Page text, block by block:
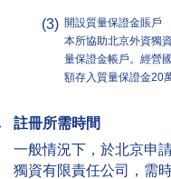
(3) 開設質量保證金賬戶
本所協助北京外資獨
量保證金帳戶。經營
額存入質量保證金20
註冊所需時間
一般情況下，於北京申
獨資有限責任公司，需